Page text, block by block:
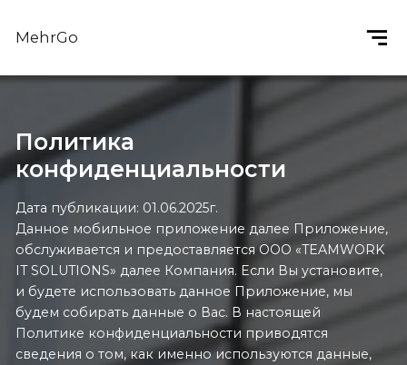
MehrGo
Политика
конфиденциальности
Дата публикации: 01.06.2025г.
Данное мобильное приложение далее Приложение,
обслуживается и предоставляется ООО «TEAMWORK
IT SOLUTIONS» далее Компания. Если Вы установите,
и будете использовать данное Приложение, мы
будем собирать данные о Вас. В настоящей
Политике конфиденциальности приводятся
сведения о том, как именно используются данные,